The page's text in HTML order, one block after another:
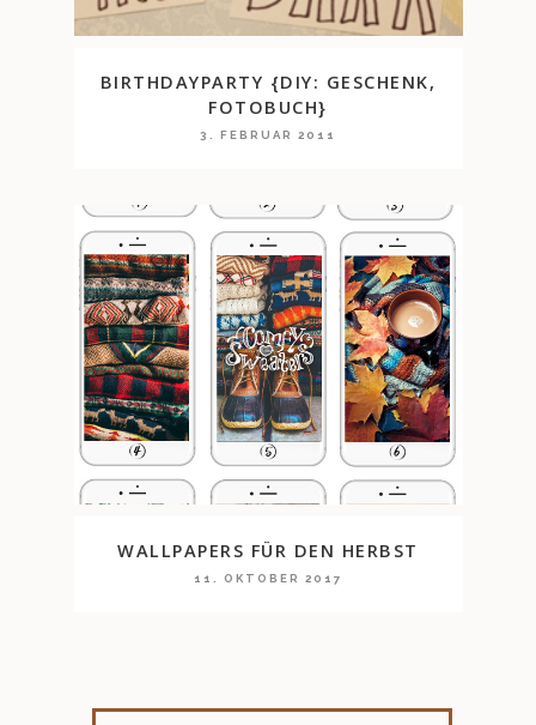
BIRTHDAYPARTY {DIY: GESCHENK,
FOTOBUCH}
3. FEBRUAR 2011
WALLPAPERS FÜR DEN HERBST
11. OKTOBER 2017